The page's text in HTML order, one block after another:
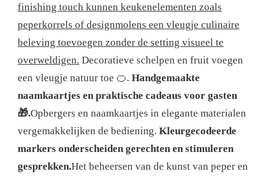
finishing touch kunnen keukenelementen zoals
peperkorrels of designmolens een vleugje culinaire
beleving toevoegen zonder de setting visueel te
overweldigen. Decoratieve schelpen en fruit voegen
een vleugje natuur toe 🍊. Handgemaakte
naamkaartjes en praktische cadeaus voor gasten
🎁.Opbergers en naamkaartjes in elegante materialen
vergemakkelijken de bediening. Kleurgecodeerde
markers onderscheiden gerechten en stimuleren
gesprekken.Het beheersen van de kunst van peper en